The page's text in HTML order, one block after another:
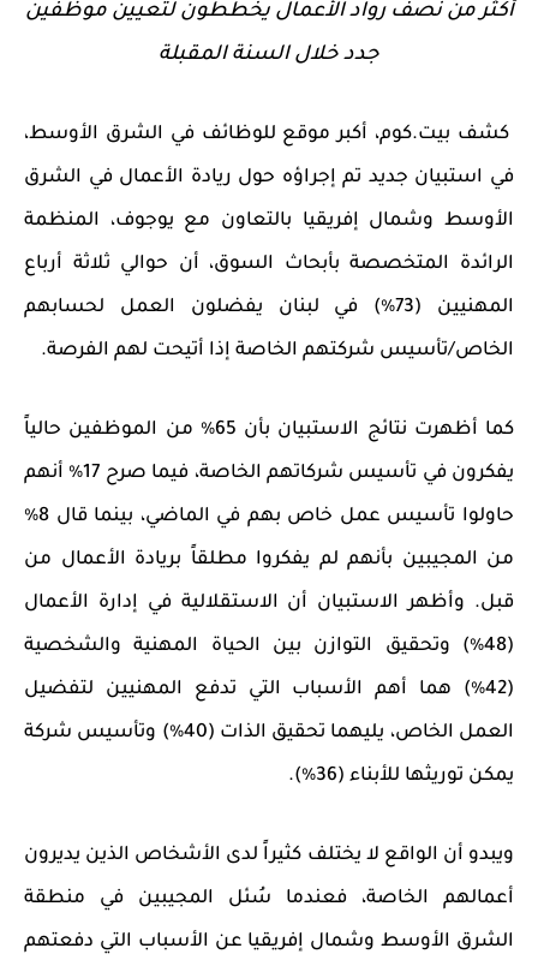
أكثر من نصف رواد الأعمال يخططون لتعيين موظفين
جدد خلال السنة المقبلة
كشف بيت.كوم، أكبر موقع للوظائف في الشرق الأوسط،
في استبيان جديد تم إجراؤه حول ريادة الأعمال في الشرق
الأوسط وشمال إفريقيا بالتعاون مع يوجوف، المنظمة
الرائدة المتخصصة بأبحاث السوق، أن حوالي ثلاثة أرباع
المهنيين (73٪) في لبنان يفضلون العمل لحسابهم
الخاص/تأسيس شركتهم الخاصة إذا أتيحت لهم الفرصة.
كما أظهرت نتائج الاستبيان بأن 65٪ من الموظفين حالياً
يفكرون في تأسيس شركاتهم الخاصة، فيما صرح 17٪ أنهم
حاولوا تأسيس عمل خاص بهم في الماضي، بينما قال 8٪
من المجيبين بأنهم لم يفكروا مطلقاً بريادة الأعمال من
قبل. وأظهر الاستبيان أن الاستقلالية في إدارة الأعمال
(48٪) وتحقيق التوازن بين الحياة المهنية والشخصية
(42٪) هما أهم الأسباب التي تدفع المهنيين لتفضيل
العمل الخاص، يليهما تحقيق الذات (40٪) وتأسيس شركة
يمكن توريثها للأبناء (36٪).
ويبدو أن الواقع لا يختلف كثيراً لدى الأشخاص الذين يديرون
أعمالهم الخاصة، فعندما سُئل المجيبين في منطقة
الشرق الأوسط وشمال إفريقيا عن الأسباب التي دفعتهم